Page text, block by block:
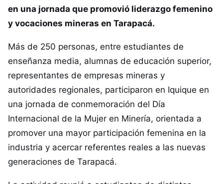
en una jornada que promovió liderazgo femenino
y vocaciones mineras en Tarapacá.
Más de 250 personas, entre estudiantes de
enseñanza media, alumnas de educación superior,
representantes de empresas mineras y
autoridades regionales, participaron en Iquique en
una jornada de conmemoración del Día
Internacional de la Mujer en Minería, orientada a
promover una mayor participación femenina en la
industria y acercar referentes reales a las nuevas
generaciones de Tarapacá.